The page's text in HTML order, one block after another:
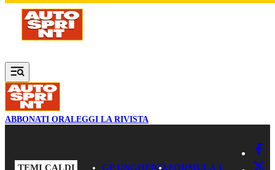
Vai al contenuto principale
ABBONATI ORALEGGI LA RIVISTA
TEMI CALDI GP UNGHERIAFORMULA 1